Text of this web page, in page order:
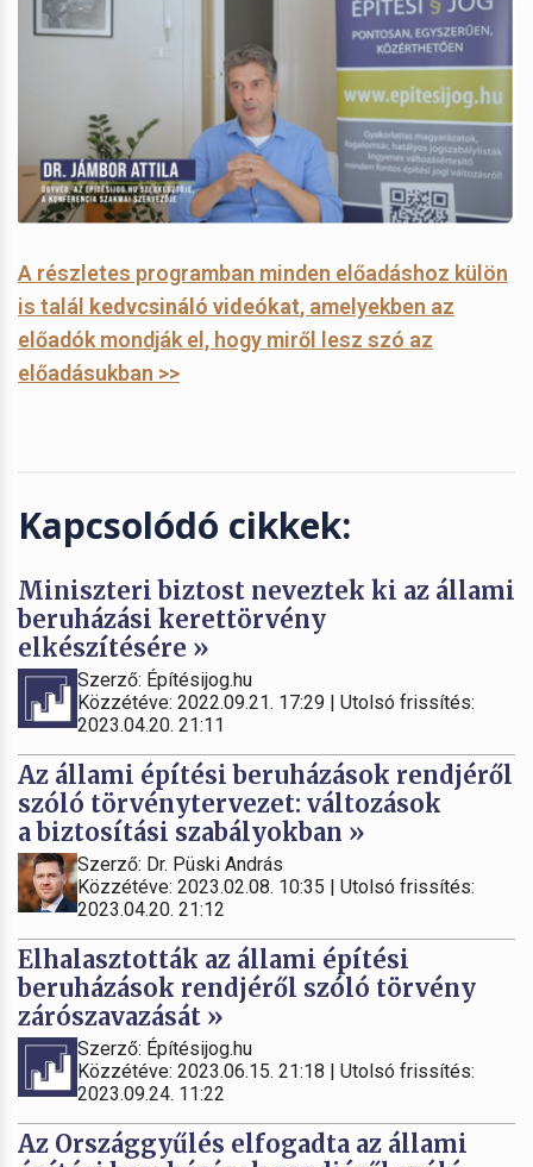
A részletes programban minden előadáshoz külön
is talál kedvcsináló videókat, amelyekben az
előadók mondják el, hogy miről lesz szó az
előadásukban >>
Kapcsolódó cikkek:
Miniszteri biztost neveztek ki az állami
beruházási kerettörvény
elkészítésére »
Szerző: Építésijog.hu
Közzétéve: 2022.09.21. 17:29 | Utolsó frissítés:
2023.04.20. 21:11
Az állami építési beruházások rendjéről
szóló törvénytervezet: változások
a biztosítási szabályokban »
Szerző: Dr. Püski András
Közzétéve: 2023.02.08. 10:35 | Utolsó frissítés:
2023.04.20. 21:12
Elhalasztották az állami építési
beruházások rendjéről szóló törvény
zárószavazását »
Szerző: Építésijog.hu
Közzétéve: 2023.06.15. 21:18 | Utolsó frissítés:
2023.09.24. 11:22
Az Országgyűlés elfogadta az állami